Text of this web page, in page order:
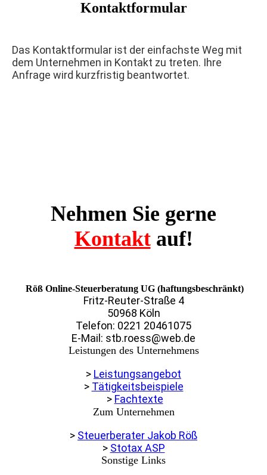
Kontaktformular
Das Kontaktformular ist der einfachste Weg mit
dem Unternehmen in Kontakt zu treten. Ihre
Anfrage wird kurzfristig beantwortet.
Nehmen Sie gerne
Kontaktauf!
Röß Online-Steuerberatung UG (haftungsbeschränkt)
Fritz-Reuter-Straße 4
50968 Köln
Telefon: 0221 20461075
E-Mail: stb.roess@web.de
Leistungen des Unternehmens
> Leistungsangebot
> Tätigkeitsbeispiele
> Fachtexte
Zum Unternehmen
> Steuerberater Jakob Röß
> Stotax ASP
Sonstige Links